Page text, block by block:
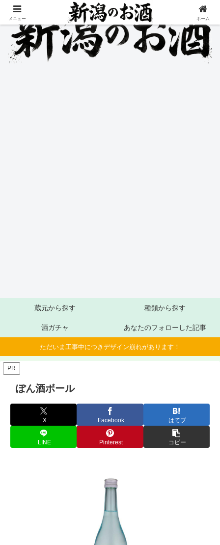
蔵元から探す 種類から探す
酒ガチャ あなたのフォローした記事
ただいま工事中につきデザイン崩れがあります！
PR
ぽん酒ボール
X Facebook はてブ
LINE Pinterest コピー
メニュー ホーム